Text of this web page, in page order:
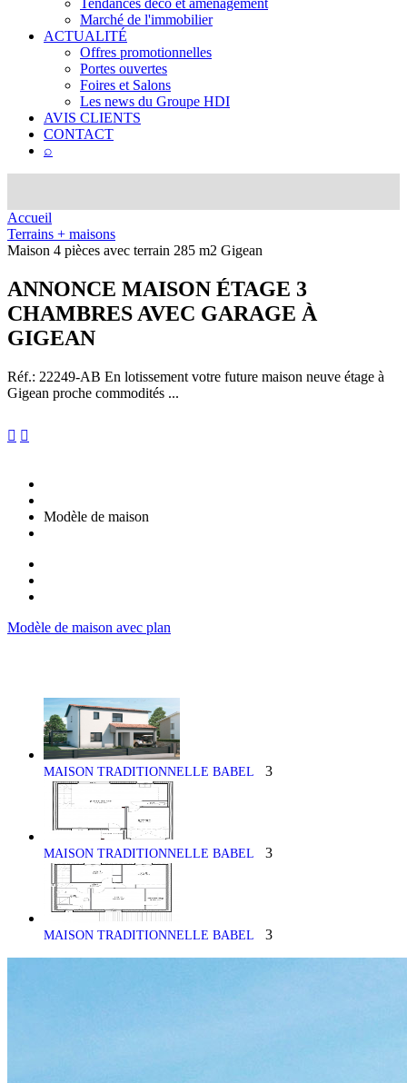
Tendances déco et aménagement
Marché de l'immobilier
ACTUALITÉ
Offres promotionnelles
Portes ouvertes
Foires et Salons
Les news du Groupe HDI
AVIS CLIENTS
CONTACT
⌕
Accueil
Terrains + maisons
Maison 4 pièces avec terrain 285 m2 Gigean
ANNONCE MAISON ÉTAGE 3
CHAMBRES AVEC GARAGE À
GIGEAN
Réf.: 22249-AB En lotissement votre future maison neuve étage à
Gigean proche commodités ...
 
Modèle de maison
Modèle de maison avec plan
MAISON TRADITIONNELLE BABEL 3
MAISON TRADITIONNELLE BABEL 3
MAISON TRADITIONNELLE BABEL 3